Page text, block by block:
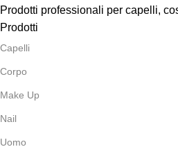
Prodotti professionali per capelli,
Prodotti
Capelli
Corpo
Make Up
Nail
Uomo